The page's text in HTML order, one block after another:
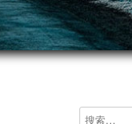
搜